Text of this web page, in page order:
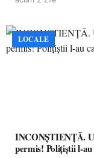
LOCALE
INCONȘTIENȚĂ.
permis! Polițiștii l-